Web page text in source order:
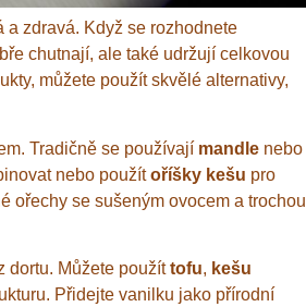
zdravá. Když se rozhodnete
chutnají, ale také udržují celkovou
můžete použít skvělé alternativy,
Tradičně se používají mandle nebo
nebo použítoříšky kešu pro
ořechy se sušeným ovocem a trochou
dortu. Můžete použíttofu, kešu
Přidejte vanilku jako přírodní